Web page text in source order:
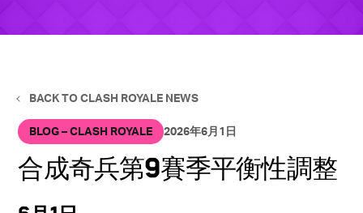
BACK TO CLASH ROYALE NEWS
BLOG – CLASH ROYALE 2026年6月1日
合成奇兵第9賽季平衡性調整